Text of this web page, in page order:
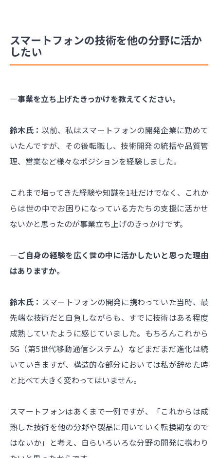
スマートフォンの技術を他の分野に活か
したい
―事業を立ち上げたきっかけを教えてください。
鈴木氏： 以前、私はスマートフォンの開発企業に勤めて
いたんですが、その後転職し、技術開発の統括や品質管
理、営業など様々なポジションを経験しました。
これまで培ってきた経験や知識を1社だけでなく、これか
らは世の中でお困りになっている方たちの支援に活かせ
ないかと思ったのが事業立ち上げのきっかけです。
―ご自身の経験を広く世の中に活かしたいと思った理由
はありますか。
鈴木氏： スマートフォンの開発に携わっていた当時、最
先端な技術だと自負しながらも、すでに技術はある程度
成熟していたように感じていました。もちろんこれから
5G（第5世代移動通信システム）などまだまだ進化は続
いていきますが、構造的な部分においては私が辞めた時
と比べて大きく変わってはいません。
スマートフォンはあくまで一例ですが、「これからは成
熟した技術を他の分野や製品に用いていく転換期なので
はないか」と考え、自らいろいろな分野の開発に携わり